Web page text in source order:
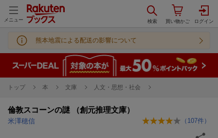
メニュー
熊本地震による配送の影響について
トップ 本 文庫 人文・思想・社会
倫敦スコーンの謎 （創元推理文庫）
米澤穂信 （ 107件）